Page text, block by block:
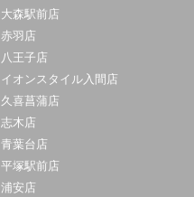
大森駅前店
赤羽店
八王子店
イオンスタイル入間店
久喜菖蒲店
志木店
青葉台店
平塚駅前店
浦安店